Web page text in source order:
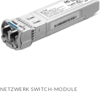
NETZWERK SWITCH-MODULE